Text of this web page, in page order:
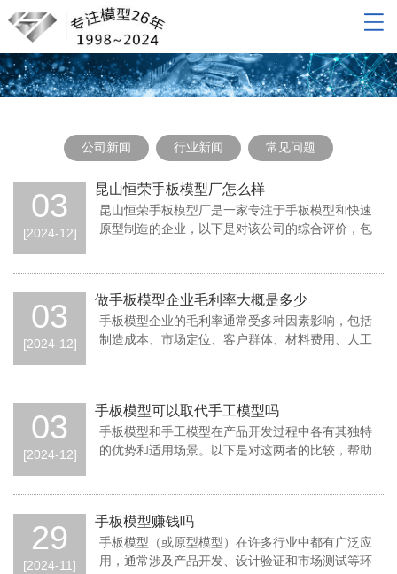
网站导航
网站首页
关于我们
新闻动态
联系我们
公司新闻 行业新闻 常见问题
03
[2024-12]
昆山恒荣手板模型厂怎么样
昆山恒荣手板模型厂是一家专注于手板模型和快速
原型制造的企业，以下是对该公司的综合评价，包
03
[2024-12]
做手板模型企业毛利率大概是多少
手板模型企业的毛利率通常受多种因素影响，包括
制造成本、市场定位、客户群体、材料费用、人工
03
[2024-12]
手板模型可以取代手工模型吗
手板模型和手工模型在产品开发过程中各有其独特
的优势和适用场景。以下是对这两者的比较，帮助
29
[2024-11]
手板模型赚钱吗
手板模型（或原型模型）在许多行业中都有广泛应
用，通常涉及产品开发、设计验证和市场测试等环